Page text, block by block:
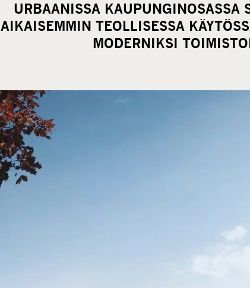
URBAANISSA KAUPUNGINOSASSA
AIKAISEMMIN TEOLLISESSA
MODERNIKSI